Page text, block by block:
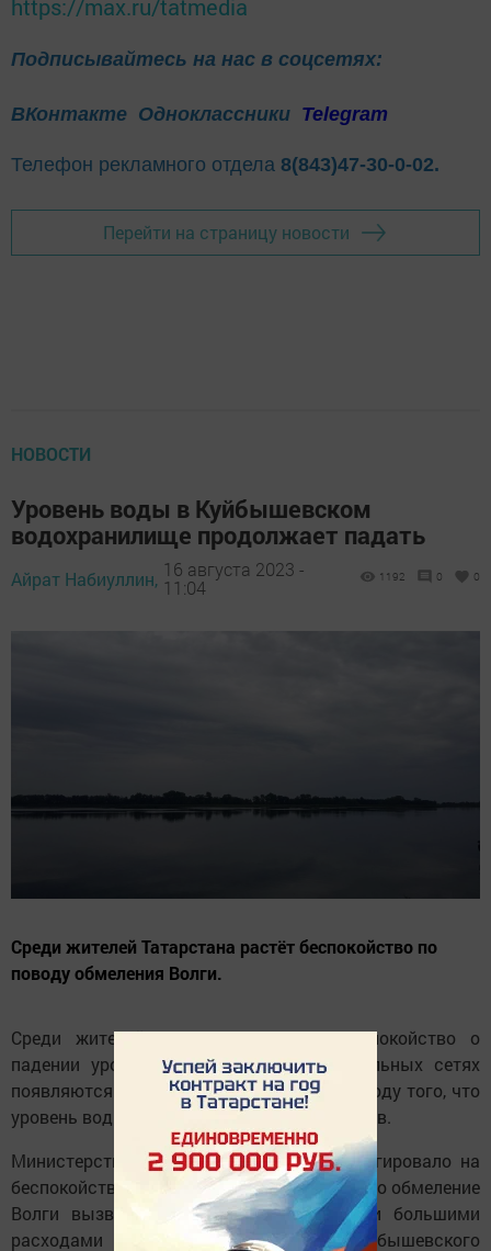
https://max.ru/tatmedia
Подписывайтесь на нас в соцсетях:
ВКонтакте Одноклассники Telegram
Телефон рекламного отдела 8(843)47-30-0-02.
Перейти на страницу новости
НОВОСТИ
Уровень воды в Куйбышевском
водохранилище продолжает падать
Айрат Набиуллин, 16 августа 2023 -
11:04
1192 0 0
Среди жителей Татарстана растёт беспокойство по
поводу обмеления Волги.
Среди жителей Татарстана растёт беспокойство о
падении уровня воды в Волге. В социальных сетях
появляются снимки и комментарии по поводу того, что
уровень воды уже стал меньше на 30 метров.
Министерство экологии Татарстана отреагировало на
беспокойство татарстанцев и сообщило, что обмеление
Волги вызвано маловодным периодом и большими
расходами воды через гидроузел Куйбышевского